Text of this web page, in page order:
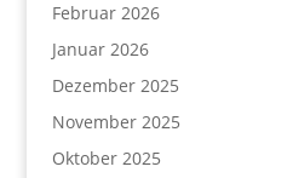
Februar 2026
Januar 2026
Dezember 2025
November 2025
Oktober 2025